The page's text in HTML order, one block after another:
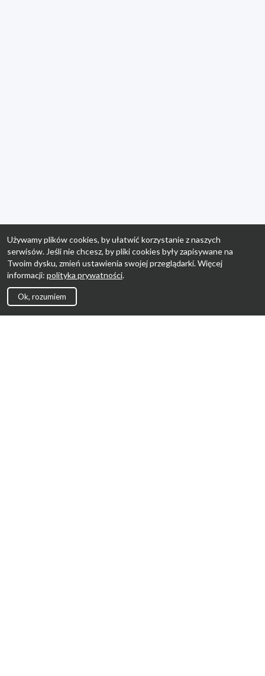
Używamy plików cookies, by ułatwić korzystanie z naszych
serwisów. Jeśli nie chcesz, by pliki cookies były zapisywane na
Twoim dysku, zmień ustawienia swojej przeglądarki. Więcej
informacji: polityka prywatności.
Ok, rozumiem